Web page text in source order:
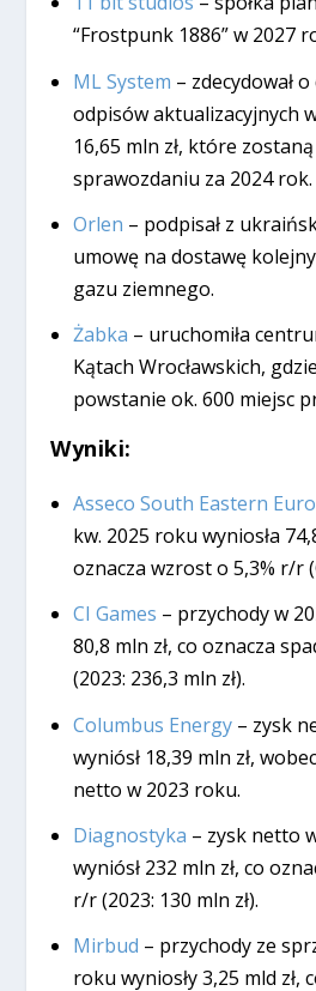
“Frostpunk 1886” w 2027
ML System – zdecydował
odpisów aktualizacyjnych
16,65 mln zł, które
sprawozdaniu za 2024 rok.
Orlen – podpisał z
umowę na dostawę
gazu ziemnego.
Żabka – uruchomiła
Kątach Wrocławskich,
powstanie ok. 600 miejsc
Wyniki:
Asseco South Eastern
kw. 2025 roku wyniosła
oznacza wzrost o 5,3% r/r
CI Games – przychody w
80,8 mln zł, co oznacza
(2023: 236,3 mln zł).
Columbus Energy– zysk
wyniósł 18,39 mln zł,
netto w 2023 roku.
Diagnostyka – zysk netto
wyniósł 232 mln zł, co
r/r (2023: 130 mln zł).
Mirbud – przychody ze
roku wyniosły 3,25 mld zł,